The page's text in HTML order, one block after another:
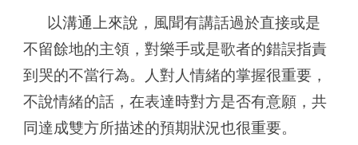
以溝通上來說，風聞有講話過於直接或是
不留餘地的主領，對樂手或是歌者的錯誤指責
到哭的不當行為。人對人情緒的掌握很重要，
不說情緒的話，在表達時對方是否有意願，共
同達成雙方所描述的預期狀況也很重要。